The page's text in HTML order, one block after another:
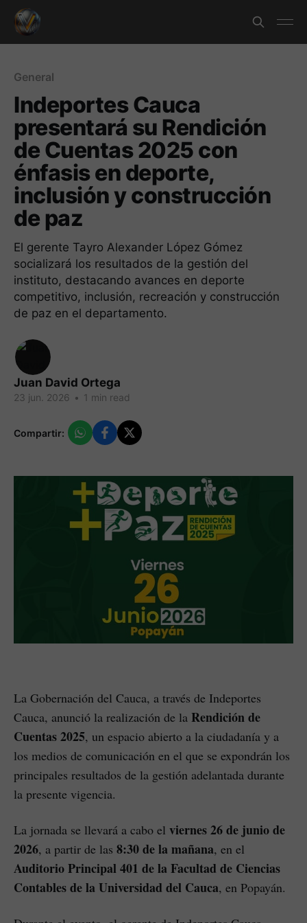
General
Indeportes Cauca
presentará su Rendición
de Cuentas 2025 con
énfasis en deporte,
inclusión y construcción
de paz
El gerente Tayro Alexander López Gómez
socializará los resultados de la gestión del
instituto, destacando avances en deporte
competitivo, inclusión, recreación y construcción
de paz en el departamento.
Juan David Ortega
23 jun. 2026 • 1 min read
Compartir:
La Gobernación del Cauca, a través de Indeportes
Cauca, anunció la realización de la Rendición de
Cuentas 2025, un espacio abierto a la ciudadanía y a
los medios de comunicación en el que se expondrán los
principales resultados de la gestión adelantada durante
la presente vigencia.
La jornada se llevará a cabo el viernes 26 de junio de
2026, a partir de las 8:30 de la mañana, en el
Auditorio Principal 401 de la Facultad de Ciencias
Contables de la Universidad del Cauca, en Popayán.